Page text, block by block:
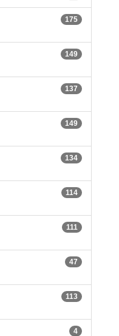
175
149
137
149
134
114
111
47
113
4